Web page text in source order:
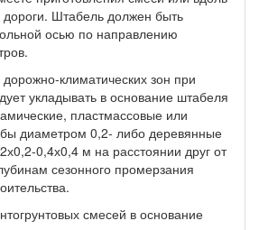
Штабель должен быть
осью по направлению
климатических зон при
укладывать в основание штабеля
пластмассовые или
диаметром 0,2- либо деревянные
0,4х0,4 м на расстоянии друг от
сезонного промерзания
смесей в основание